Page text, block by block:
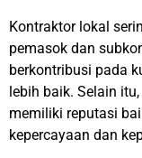
Kontraktor lokal
pemasok dan
berkontribusi pada
lebih baik. Selain
memiliki reputasi
kepercayaan dan